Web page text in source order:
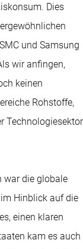
Dies
und Samsung
wir anfingen,
keinen
Rohstoffe,
Technologiesektor
war die globale
Hinblick auf die
einen klaren
kam es auch